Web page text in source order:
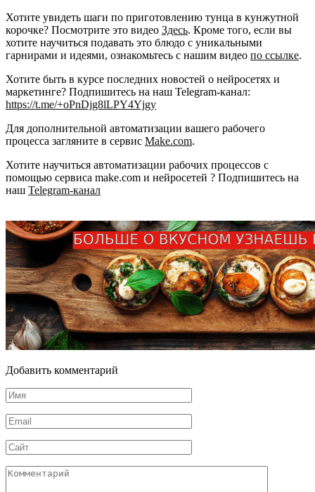
Хотите увидеть шаги по приготовлению тунца в кунжутной
корочке? Посмотрите это видео Здесь. Кроме того, если вы
хотите научиться подавать это блюдо с уникальными
гарнирами и идеями, ознакомьтесь с нашим видео по ссылке.
Хотите быть в курсе последних новостей о нейросетях и
маркетинге? Подпишитесь на наш Telegram-канал:
https://t.me/+oPnDjg8lLPY4Yjgy
Для дополнительной автоматизации вашего рабочего
процесса загляните в сервис Make.com.
Хотите научиться автоматизации рабочих процессов с
помощью сервиса make.com и нейросетей ? Подпишитесь на
наш Telegram-канал
Добавить комментарий
Имя
*
Email
*
Сайт
Комментарий